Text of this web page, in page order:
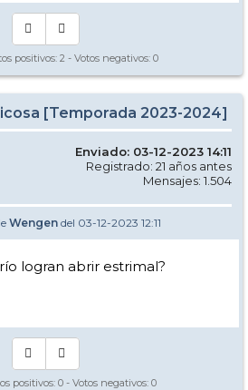
positivos: 2 - Votos negativos: 0
[Temporada 2023-2024]
Enviado: 03-12-2023 14:11
Registrado: 21 años antes
Mensajes: 1.504
Wengen del 03-12-2023 12:11
logran abrir estrimal?
positivos: 0 - Votos negativos: 0